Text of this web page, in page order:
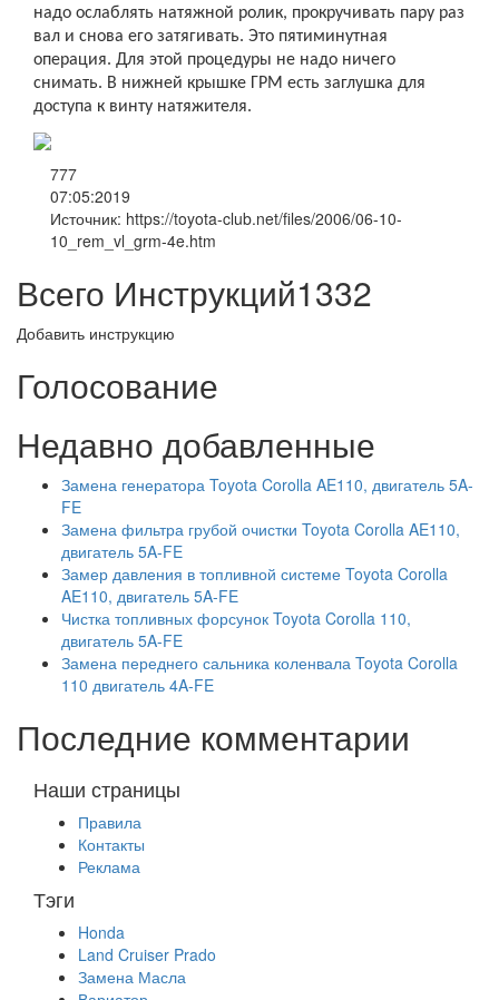
надо ослаблять натяжной ролик, прокручивать пару раз
вал и снова его затягивать. Это пятиминутная
операция. Для этой процедуры не надо ничего
снимать. В нижней крышке ГРМ есть заглушка для
доступа к винту натяжителя.
777
07:05:2019
Источник: https://toyota-club.net/files/2006/06-10-
10_rem_vl_grm-4e.htm
Всего Инструкций1332
Добавить инструкцию
Голосование
Недавно добавленные
Замена генератора Toyota Corolla AE110, двигатель 5A-
FE
Замена фильтра грубой очистки Toyota Corolla AE110,
двигатель 5A-FE
Замер давления в топливной системе Toyota Corolla
AE110, двигатель 5A-FE
Чистка топливных форсунок Toyota Corolla 110,
двигатель 5A-FE
Замена переднего сальника коленвала Toyota Corolla
110 двигатель 4A-FE
Последние комментарии
Наши страницы
Правила
Контакты
Реклама
Тэги
Honda
Land Cruiser Prado
Замена Масла